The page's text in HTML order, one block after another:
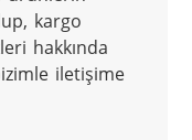
kargo
hakkında
iletişime